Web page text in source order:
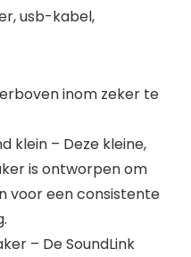
usb-kabel,
inom zeker te
klein – Deze kleine,
is ontworpen om
voor een consistente
– De SoundLink